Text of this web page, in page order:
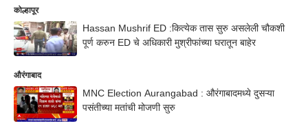
कोल्हापूर
Hassan Mushrif ED :कित्येक तास सुरु असलेली चौकशी
पूर्ण करुन ED चे अधिकारी मुश्रीफांच्या घरातून बाहेर
औरंगाबाद
MNC Election Aurangabad : औरंगाबादमध्ये दुसऱ्या
पसंतीच्या मतांची मोजणी सुरु